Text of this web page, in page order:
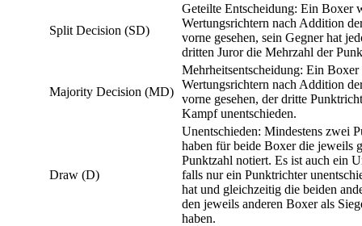
Split Decision (SD)
Geteilte Entscheidung: Ein Boxer
Wertungsrichtern nach Addition
vorne gesehen, sein Gegner hat
dritten Juror die Mehrzahl der
Majority Decision (MD)
Mehrheitsentscheidung: Ein
Wertungsrichtern nach Addition
vorne gesehen, der dritte
Kampf unentschieden.
Draw (D)
Unentschieden: Mindestens zwei
haben für beide Boxer die jeweils
Punktzahl notiert. Es ist auch ein
falls nur ein Punktrichter
hat und gleichzeitig die beiden
den jeweils anderen Boxer als
haben.